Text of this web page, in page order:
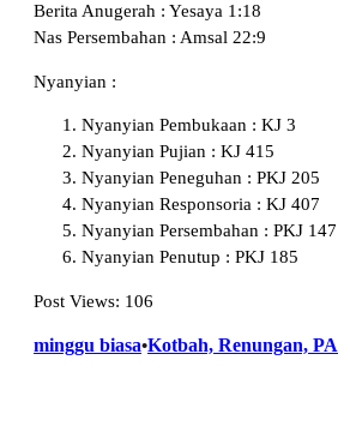
Berita Anugerah : Yesaya 1:18
Nas Persembahan : Amsal 22:9
Nyanyian :
Nyanyian Pembukaan : KJ 3
Nyanyian Pujian : KJ 415
Nyanyian Peneguhan : PKJ 205
Nyanyian Responsoria : KJ 407
Nyanyian Persembahan : PKJ 147
Nyanyian Penutup : PKJ 185
Post Views: 106
minggu biasa•Kotbah, Renungan, PA